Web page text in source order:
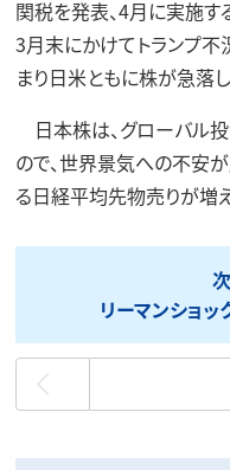
関税を発表、4月に実施す
3月末にかけてトランプ不
まり日米ともに株が急落し
日本株は、グローバル
ので、世界景気への不安
る日経平均先物売りが増
リーマンショ
最初